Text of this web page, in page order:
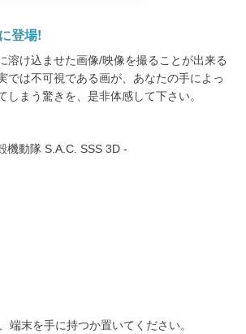
登場!
溶け込ませた画像/映像を撮ることが出来る
では不可視である画が、あなたの手によっ
しまう驚きを、是非体感して下さい。
機動隊 S.A.C. SSS 3D -
端末を手に持つか置いてください。